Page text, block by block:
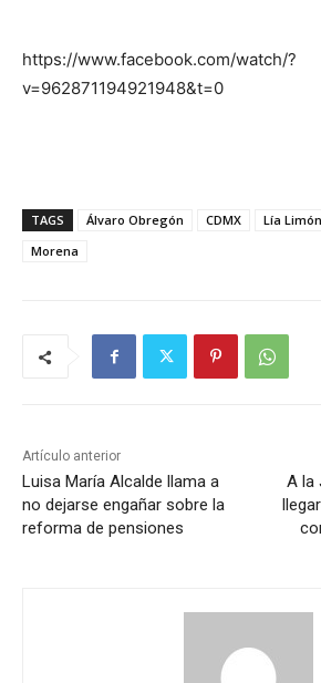
https://www.facebook.com/watch/?
v=962871194921948&t=0
TAGS Álvaro Obregón CDMX Lía Limón
Morena
Artículo anterior
Luisa María Alcalde llama a
no dejarse engañar sobre la
reforma de pensiones
A la